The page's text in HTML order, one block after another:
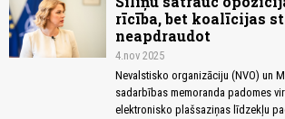
rīcība, bet koalīcijas
neapdraudot
4.nov 2025
Nevalstisko organizāciju (NVO) un
sadarbības memoranda padomes
elektronisko plašsaziņas līdzekļu